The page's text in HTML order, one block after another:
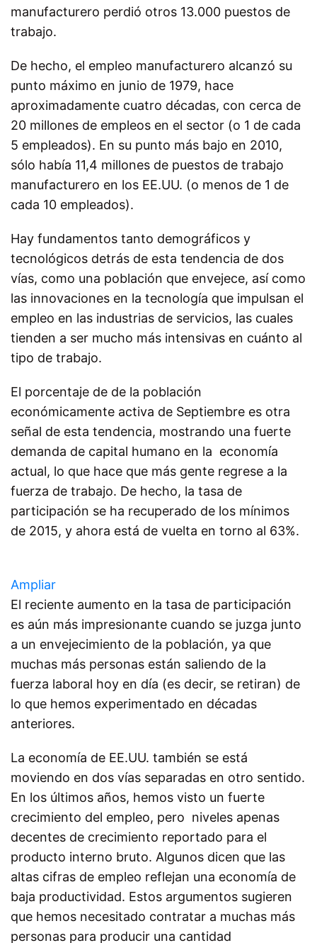
manufacturero perdió otros 13.000 puestos de
trabajo.
De hecho, el empleo manufacturero alcanzó su
punto máximo en junio de 1979, hace
aproximadamente cuatro décadas, con cerca de
20 millones de empleos en el sector (o 1 de cada
5 empleados). En su punto más bajo en 2010,
sólo había 11,4 millones de puestos de trabajo
manufacturero en los EE.UU. (o menos de 1 de
cada 10 empleados).
Hay fundamentos tanto demográficos y
tecnológicos detrás de esta tendencia de dos
vías, como una población que envejece, así como
las innovaciones en la tecnología que impulsan el
empleo en las industrias de servicios, las cuales
tienden a ser mucho más intensivas en cuánto al
tipo de trabajo.
El porcentaje de de la población
económicamente activa de Septiembre es otra
señal de esta tendencia, mostrando una fuerte
demanda de capital humano en la economía
actual, lo que hace que más gente regrese a la
fuerza de trabajo. De hecho, la tasa de
participación se ha recuperado de los mínimos
de 2015, y ahora está de vuelta en torno al 63%.
Ampliar
El reciente aumento en la tasa de participación
es aún más impresionante cuando se juzga junto
a un envejecimiento de la población, ya que
muchas más personas están saliendo de la
fuerza laboral hoy en día (es decir, se retiran) de
lo que hemos experimentado en décadas
anteriores.
La economía de EE.UU. también se está
moviendo en dos vías separadas en otro sentido.
En los últimos años, hemos visto un fuerte
crecimiento del empleo, pero niveles apenas
decentes de crecimiento reportado para el
producto interno bruto. Algunos dicen que las
altas cifras de empleo reflejan una economía de
baja productividad. Estos argumentos sugieren
que hemos necesitado contratar a muchas más
personas para producir una cantidad